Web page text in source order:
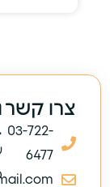
צרו קשר
03-722-
6477